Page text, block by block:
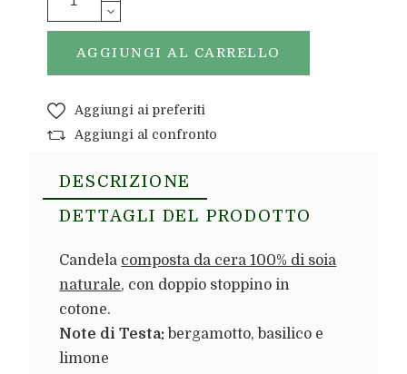
AGGIUNGI AL CARRELLO
Aggiungi ai preferiti
Aggiungi al confronto
DESCRIZIONE
DETTAGLI DEL PRODOTTO
Candela composta da cera 100% di soia
naturale, con doppio stoppino in
cotone.
Note di Testa: bergamotto, basilico e
limone